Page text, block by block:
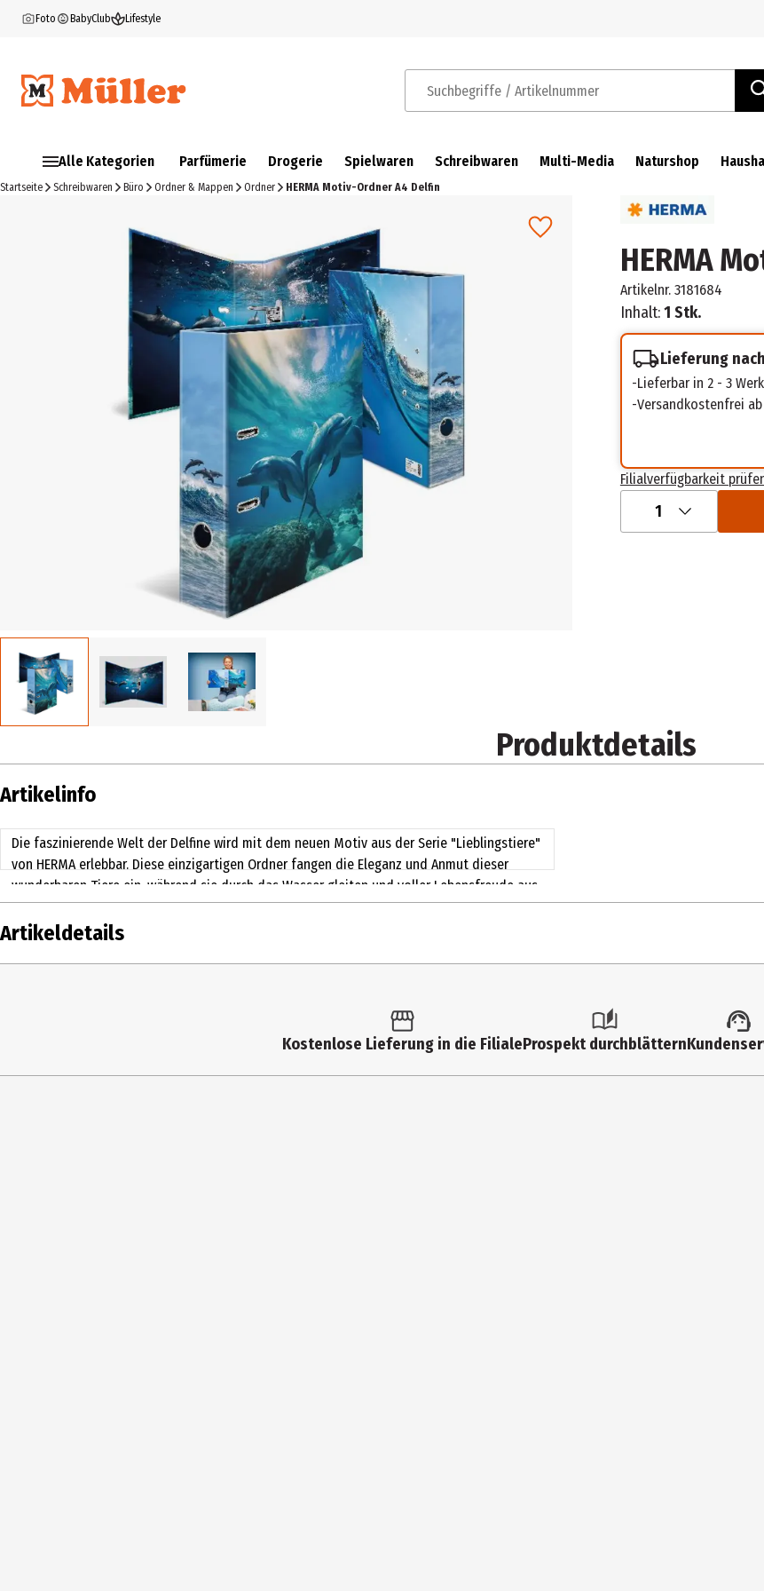
Foto BabyClub Lifestyle
Suchbegriffe / Artikelnummer
Alle Kategorien Parfümerie Drogerie Spielwaren Schreibwaren Multi-Media Naturshop
Startseite Schreibwaren Büro Ordner & Mappen Ordner HERMA Motiv-Ordner A4 Delfin
HERMA
Artikelnr. 3181684
Inhalt:1 Stk.
Lieferung
Lieferbar in 2 - 3
Versandkostenfrei
Filialverfügbarkeit
1
Produktdetails
Artikelinfo
Die faszinierende Welt der Delfine wird mit dem neuen Motiv aus der Serie "Lieblingstiere"
von HERMA erlebbar. Diese einzigartigen Ordner fangen die Eleganz und Anmut dieser
wunderbaren Tiere ein, während sie durch das Wasser gleiten und voller Lebensfreude aus
den Wellen springen. Hergestellt aus extra stabilem Karton und hochwertig verarbeitet,
bieten sie nicht nur eine sichere Aufbewahrung für wichtige Dokumente, sondern sind auch
Artikeldetails
Ordner
Herma GmbH
Kostenlose Lieferung in die FilialeProspekt durchblättern